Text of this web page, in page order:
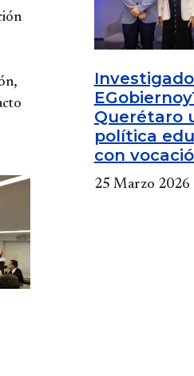
Querétaro
política
con
25 Marzo 2026